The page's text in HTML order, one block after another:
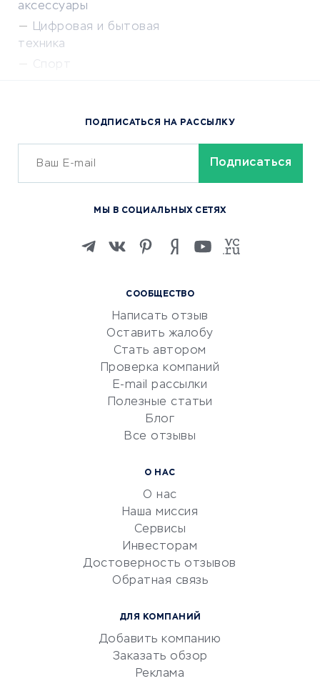
аксессуары
Цифровая и бытовая
техника
Спорт
Сервисы доставки
ОБУЧЕНИЕ И РАБОТА
Изучение иностранных
Маркетинг и продажи
Репетиторство
Красота и здоровье
Сервисы по поиску работы
Сетевой маркетинг
УСЛУГИ ДЛЯ БИЗНЕСА
документооборот
Юридические компании
Бухгалтерия онлайн
СООБЩЕСТВО
Написать отзыв
Оставить жалобу
Стать автором
Проверка компаний
E-mail рассылки
Полезные статьи
Блог
Все отзывы
О НАС
О нас
Наша миссия
Сервисы
Инвесторам
Достоверность отзывов
Обратная связь
ДЛЯ КОМПАНИЙ
Добавить компанию
Заказать обзор
Реклама
ПОДПИСАТЬСЯ НА РАССЫЛКУ
МЫ В СОЦИАЛЬНЫХ СЕТЯХ